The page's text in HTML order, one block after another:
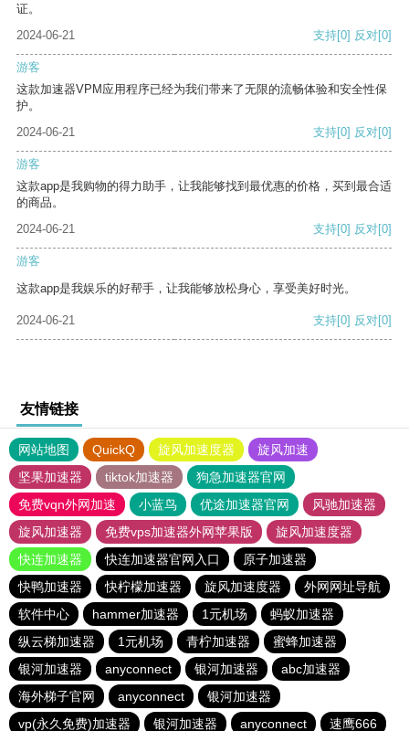
证。
2024-06-21
支持[0] 反对[0]
游客
这款加速器VPM应用程序已经为我们带来了无限的流畅体验和安全性保
护。
2024-06-21
支持[0] 反对[0]
游客
这款app是我购物的得力助手，让我能够找到最优惠的价格，买到最合适
的商品。
2024-06-21
支持[0] 反对[0]
游客
这款app是我娱乐的好帮手，让我能够放松身心，享受美好时光。
2024-06-21 支持[0] 反对[0]
友情链接
网站地图 QuickQ 旋风加速度器
旋风加速
坚果加速器
tiktok加速器
狗急加速器官网
免费vqn外网加速
小蓝鸟 优途加速器官网
风驰加速器
旋风加速器
免费vps加速器外网苹果版
旋风加速度器
快连加速器
快连加速器官网入口
原子加速器
快鸭加速器
快柠檬加速器 旋风加速度器
外网网址导航
软件中心
hammer加速器 1元机场
蚂蚁加速器
纵云梯加速器
1元机场 青柠加速器
蜜蜂加速器
银河加速器
anyconnect 银河加速器
abc加速器
海外梯子官网
anyconnect
银河加速器
vp(永久免费)加速器
银河加速器 anyconnect 速鹰666